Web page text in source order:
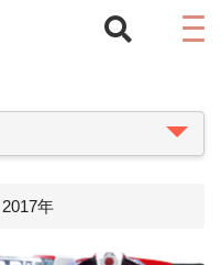
2017年